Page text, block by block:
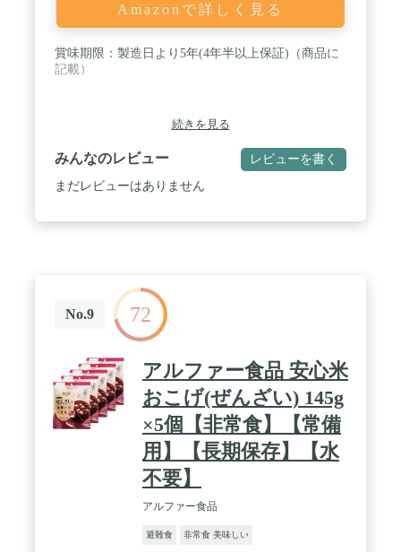
Amazonで詳しく見る
賞味期限：製造日より5年(4年半以上保証)（商品に
記載）
続きを見る
みんなのレビュー レビューを書く
まだレビューはありません
No.9 72
アルファー食品 安心米
おこげ(ぜんざい) 145g
×5個【非常食】【常備
用】【長期保存】【水
不要】
アルファー食品
避難食 非常食 美味しい